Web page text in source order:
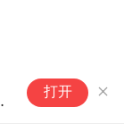
打开